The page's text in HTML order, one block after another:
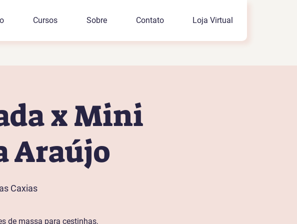
Cursos Sobre Contato Loja Virtual
x Mini
Araújo
Caxias
de massa para cestinhas,